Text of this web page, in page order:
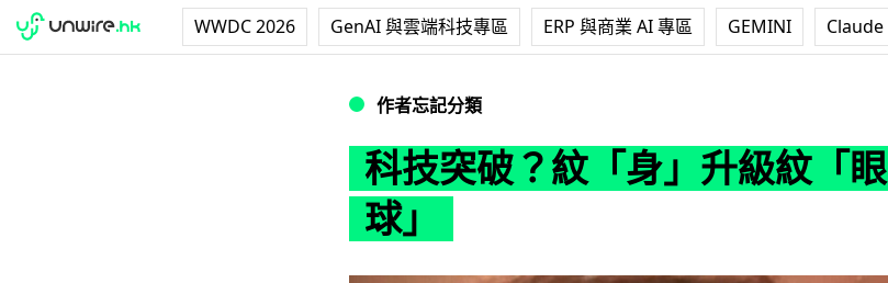
WWDC 2026 GenAI 與雲端科技專區 ERP 與商業 AI 專區 GEMINI Claude
作者忘記分類
科技突破？紋「身」升級紋「眼
球」